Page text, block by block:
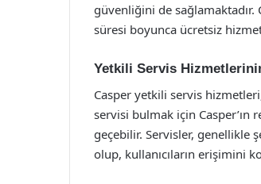
güvenliğini de
süresi boyunca ücretsiz
Yetkili Servis
Casper yetkili servis
servisi bulmak için
geçebilir. Servisler, genellikle
olup, kullanıcıların erişimini